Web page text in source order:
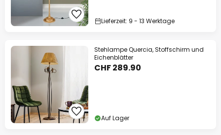
Lieferzeit: 9 - 13 Werktage
Stehlampe Quercia, Stoffschirm und
Eichenblätter
CHF 289.90
Auf Lager